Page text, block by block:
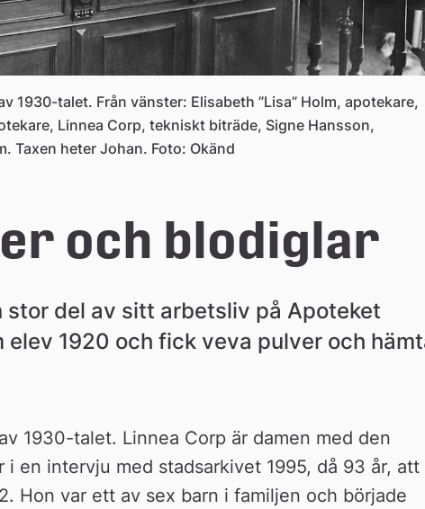
1930-talet. Från vänster: Elisabeth ”Lisa” Holm, apotekare,
Linnea Corp, tekniskt biträde, Signe Hansson,
Taxen heter Johan. Foto: Okänd
och blodiglar
stor del av sitt arbetsliv på Apoteket
elev 1920 och fick veva pulver och
1930-talet. Linnea Corp är damen med den
en intervju med stadsarkivet 1995, då 93 år, att
Hon var ett av sex barn i familjen och började